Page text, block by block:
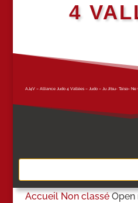
4
AJ4V – Alliance Judo 4 Vallées – Judo – Ju Jitsu- Taiso- Ne
Accueil Non classé Open